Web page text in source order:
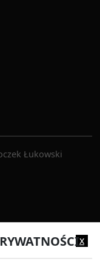
Łukowski
x